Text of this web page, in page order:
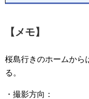
【メモ】
桜島行きのホームから
る。
・撮影方向：